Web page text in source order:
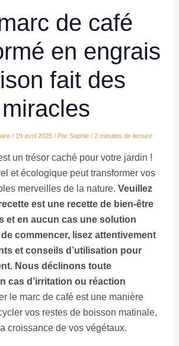
de café
en engrais
fait des
miracles
/ 19 avril 2025 / Par Sophie / 2 minutes de lecture
un trésor caché pour votre jardin !
et écologique peut transformer vos
merveilles de la nature. Veuillez
est une recette de bien-être
et en aucun cas une solution
commencer, lisez attentivement
et conseils d’utilisation pour
Nous déclinons toute
cas d’irritation ou réaction
le marc de café est une manière
vos restes de boisson matinale,
croissance de vos végétaux.